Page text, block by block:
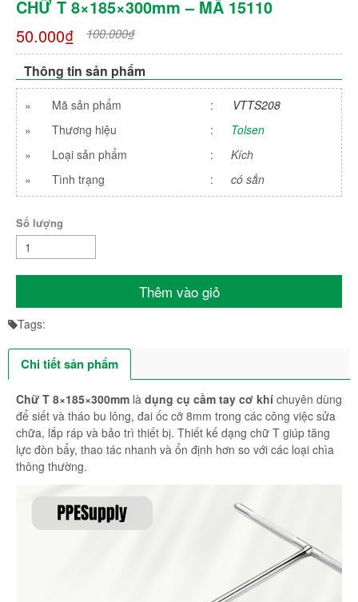
CHỮ T 8×185×300mm – MÃ 15110
50.000₫
100.000₫
Thông tin sản phẩm
» Mã sản phẩm :
VTTS208
»
Thương hiệu :
Tolsen
»
Loại sản phẩm :
Kích
»
Tình trạng : có sẳn
Số lượng
Thêm vào giỏ
Tags:
Chi tiết sản phẩm
Chữ T 8×185×300mm là dụng cụ cầm tay cơ khí chuyên dùng
để siết và tháo bu lông, đai ốc cỡ 8mm trong các công việc sửa
chữa, lắp ráp và bảo trì thiết bị. Thiết kế dạng chữ T giúp tăng
lực đòn bẩy, thao tác nhanh và ổn định hơn so với các loại chìa
thông thường.